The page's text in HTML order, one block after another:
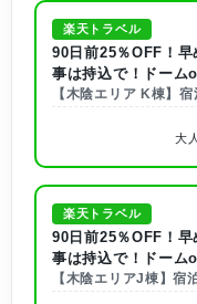
楽天トラベル
90日前25％OFF！
事は持込で！ドーム
【木陰エリア K棟】
大
楽天トラベル
90日前25％OFF！
事は持込で！ドーム
【木陰エリアJ棟】宿